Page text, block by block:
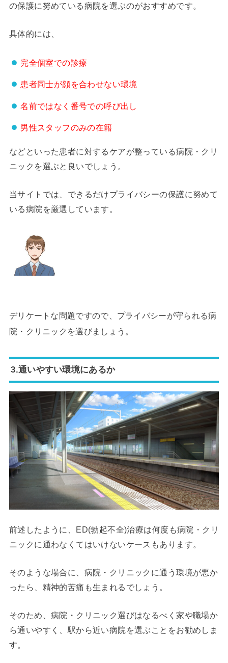
の保護に努めている病院を選ぶのがおすすめです。
具体的には、
完全個室での診療
患者同士が顔を合わせない環境
名前ではなく番号での呼び出し
男性スタッフのみの在籍
などといった患者に対するケアが整っている病院・クリ
ニックを選ぶと良いでしょう。
当サイトでは、できるだけプライバシーの保護に努めて
いる病院を厳選しています。
デリケートな問題ですので、プライバシーが守られる病
院・クリニックを選びましょう。
3.通いやすい環境にあるか
前述したように、ED(勃起不全)治療は何度も病院・クリ
ニックに通わなくてはいけないケースもあります。
そのような場合に、病院・クリニックに通う環境が悪か
ったら、精神的苦痛も生まれるでしょう。
そのため、病院・クリニック選びはなるべく家や職場か
ら通いやすく、駅から近い病院を選ぶことをお勧めしま
す。